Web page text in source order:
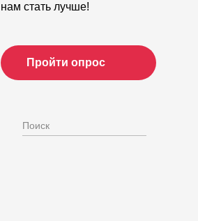
нам стать лучше!
Пройти опрос